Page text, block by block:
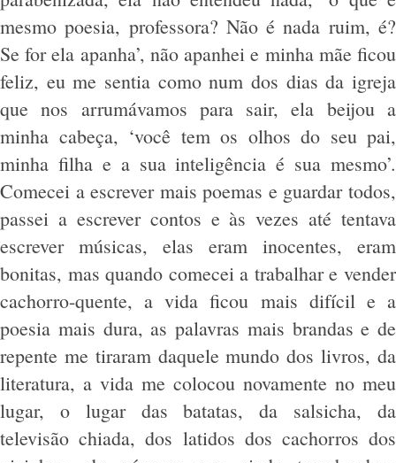
mesmo poesia, professora? Não é nada ruim, é?
Se for ela apanha’, não apanhei e minha mãe ficou
feliz, eu me sentia como num dos dias da igreja
que nos arrumávamos para sair, ela beijou a
minha cabeça, ‘você tem os olhos do seu pai,
minha filha e a sua inteligência é sua mesmo’.
Comecei a escrever mais poemas e guardar todos,
passei a escrever contos e às vezes até tentava
escrever músicas, elas eram inocentes, eram
bonitas, mas quando comecei a trabalhar e vender
cachorro-quente, a vida ficou mais difícil e a
poesia mais dura, as palavras mais brandas e de
repente me tiraram daquele mundo dos livros, da
literatura, a vida me colocou novamente no meu
lugar, o lugar das batatas, da salsicha, da
televisão chiada, dos latidos dos cachorros dos